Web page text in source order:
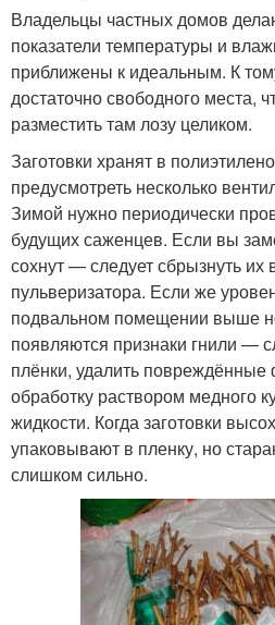
Владельцы частных домов
показатели температуры и
приближены к идеальным. К
достаточно свободного места,
разместить там лозу целиком.
Заготовки хранят в
предусмотреть несколько
Зимой нужно периодически
будущих саженцев. Если вы
сохнут — следует сбрызнуть их
пульверизатора. Если же
подвальном помещении выше
появляются признаки гнили —
плёнки, удалить
обработку раствором медного
жидкости. Когда заготовки
упаковывают в пленку, но
слишком сильно.